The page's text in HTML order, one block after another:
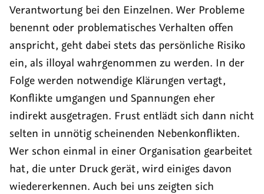
Verantwortung bei den Einzelnen. Wer Probleme
benennt oder problematisches Verhalten offen
anspricht, geht dabei stets das persönliche Risiko
ein, als illoyal wahrgenommen zu werden. In der
Folge werden notwendige Klärungen vertagt,
Konflikte umgangen und Spannungen eher
indirekt ausgetragen. Frust entlädt sich dann nicht
selten in unnötig scheinenden Nebenkonflikten.
Wer schon einmal in einer Organisation gearbeitet
hat, die unter Druck gerät, wird einiges davon
wiedererkennen. Auch bei uns zeigten sich